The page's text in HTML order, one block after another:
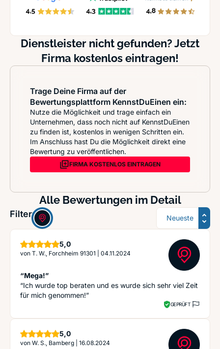
Dienstleister nicht gefunden? Jetzt
Firma kostenlos eintragen!
Trage Deine Firma auf der
Bewertungsplattform KennstDuEinen ein:
Nutze die Möglichkeit und trage einfach ein
Unternehmen, dass noch nicht auf KennstDuEinen
zu finden ist, kostenlos in wenigen Schritten ein.
Im Anschluss hast Du die Möglichkeit direkt eine
Bewertung zu veröffentlichen.
FIRMA KOSTENLOS EINTRAGEN
Alle Bewertungen im Detail
Filter: Sortierung
5,0Sterne
von T. W., Forchheim 91301 04.11.2024
“Mega!”
“Ich wurde top beraten und es wurde sich sehr viel Zeit
für mich genommen!”
GEPRÜFT
5,0Sterne
von W. S., Bamberg 16.08.2024